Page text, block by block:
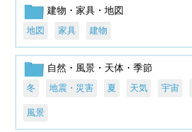
建物・家具・地図
地図 家具 建物
自然・風景・天体・季節
冬 地震・災害 夏 天気 宇宙
風景